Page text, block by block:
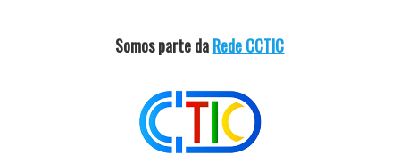
Somos parte daRede CCTIC